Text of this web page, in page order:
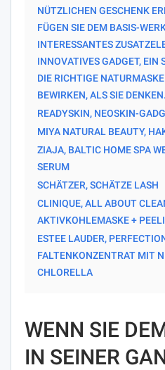
NÜTZLICHEN GESCHENK
FÜGEN SIE DEM BASIS-
INTERESSANTES
INNOVATIVES GADGET, EIN
DIE RICHTIGE
BEWIRKEN, ALS SIE DENKEN.
READYSKIN, NEOSKIN-
MIYA NATURAL BEAUTY,
ZIAJA, BALTIC HOME SPA
SERUM
SCHÄTZER, SCHÄTZE LASH
CLINIQUE, ALL ABOUT
AKTIVKOHLEMASKE +
ESTEE LAUDER,
FALTENKONZENTRAT MIT
CHLORELLA
WENN SIE
IN SEINER